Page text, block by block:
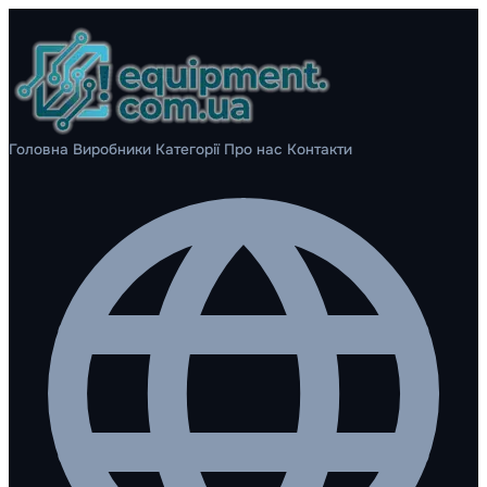
Головна Виробники Категорії Про нас Контакти